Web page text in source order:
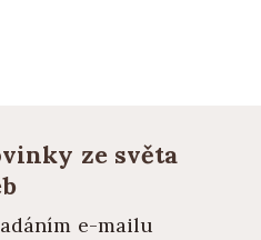
ze světa
e-mailu